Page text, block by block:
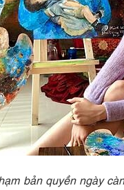
bản quyền ngày